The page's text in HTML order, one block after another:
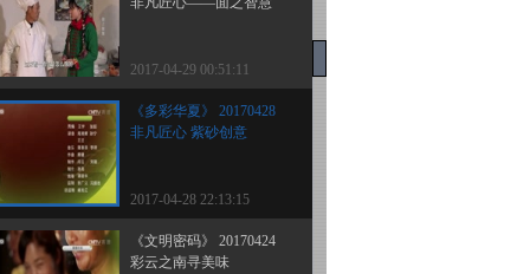
2017-04-29 00:51:11
《多彩华夏》 20170428
非凡匠心 紫砂创意
2017-04-28 22:13:15
《文明密码》 20170424
彩云之南寻美味